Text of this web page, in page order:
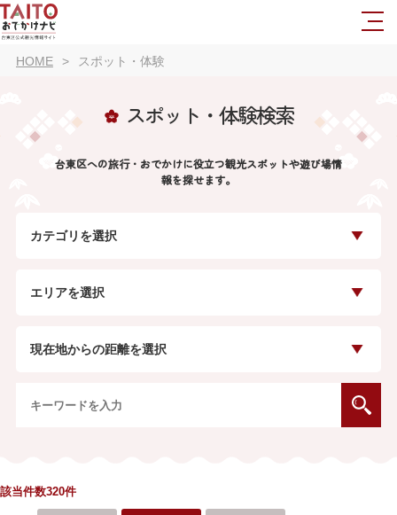
HOME スポット・体験
スポット・体験検索
台東区への旅行・おでかけに役立つ観光スポットや遊び場情
報を探せます。
カテゴリを選択
エリアを選択
現在地からの距離を選択
該当件数320件